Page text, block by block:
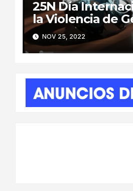
25N Día
la Violencia de
NOV 25, 2022